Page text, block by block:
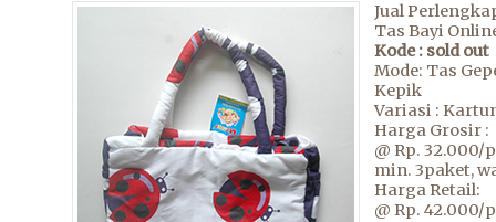
Jual
Tas Bayi
Kode : sold out
Mode: Tas
Kepik
Variasi :
Harga Grosir :
@ Rp. 32.000/
min. 3paket,
Harga Retail:
@ Rp. 42.000/